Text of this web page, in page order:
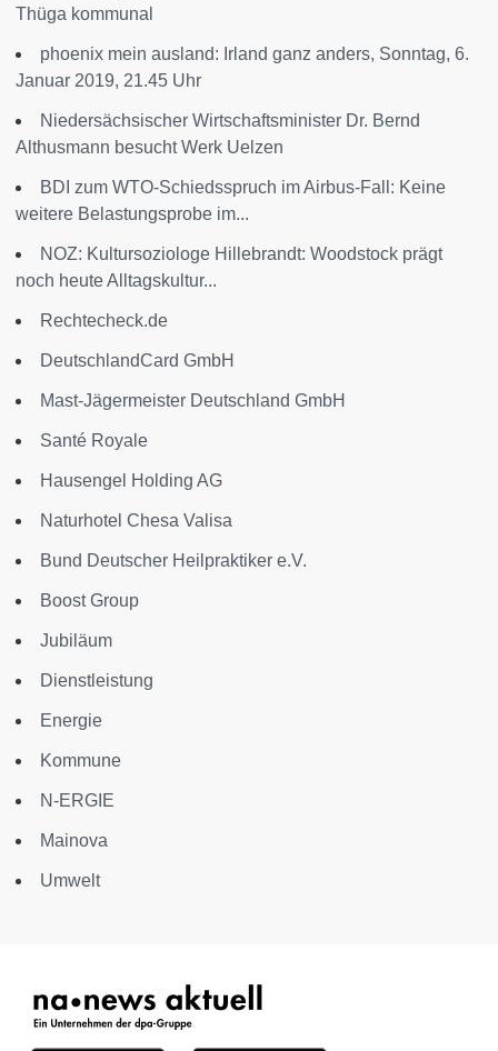
Thüga kommunal
phoenix mein ausland: Irland ganz anders, Sonntag, 6.
Januar 2019, 21.45 Uhr
Niedersächsischer Wirtschaftsminister Dr. Bernd
Althusmann besucht Werk Uelzen
BDI zum WTO-Schiedsspruch im Airbus-Fall: Keine
weitere Belastungsprobe im...
NOZ: Kultursoziologe Hillebrandt: Woodstock prägt
noch heute Alltagskultur...
Rechtecheck.de
DeutschlandCard GmbH
Mast-Jägermeister Deutschland GmbH
Santé Royale
Hausengel Holding AG
Naturhotel Chesa Valisa
Bund Deutscher Heilpraktiker e.V.
Boost Group
Jubiläum
Dienstleistung
Energie
Kommune
N-ERGIE
Mainova
Umwelt